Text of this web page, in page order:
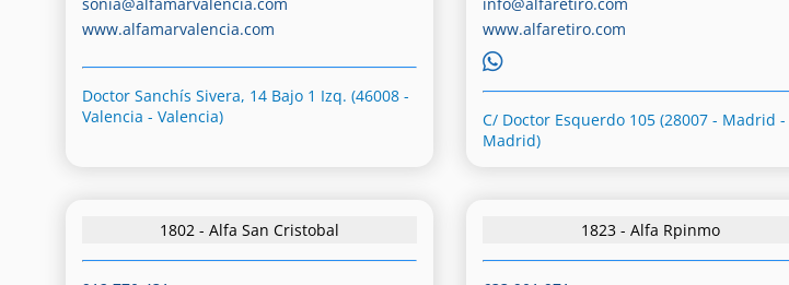
www.alfamarvalencia.com
Doctor Sanchís Sivera, 14 Bajo 1 Izq. (46008 -
Valencia - Valencia)
www.alfaretiro.com
C/ Doctor Esquerdo 105 (28007 - Madrid -
Madrid)
1802 - Alfa San Cristobal 1823 - Alfa Rpinmo